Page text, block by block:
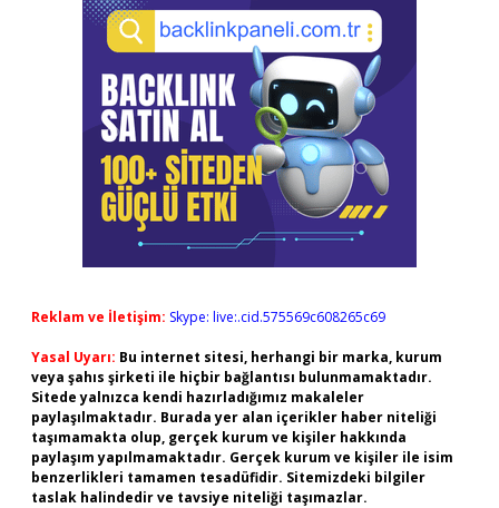
Reklam ve İletişim: Skype: live:.cid.575569c608265c69
Yasal Uyarı: Bu internet sitesi, herhangi bir marka, kurum
veya şahıs şirketi ile hiçbir bağlantısı bulunmamaktadır.
Sitede yalnızca kendi hazırladığımız makaleler
paylaşılmaktadır. Burada yer alan içerikler haber niteliği
taşımamakta olup, gerçek kurum ve kişiler hakkında
paylaşım yapılmamaktadır. Gerçek kurum ve kişiler ile isim
benzerlikleri tamamen tesadüfidir. Sitemizdeki bilgiler
taslak halindedir ve tavsiye niteliği taşımazlar.